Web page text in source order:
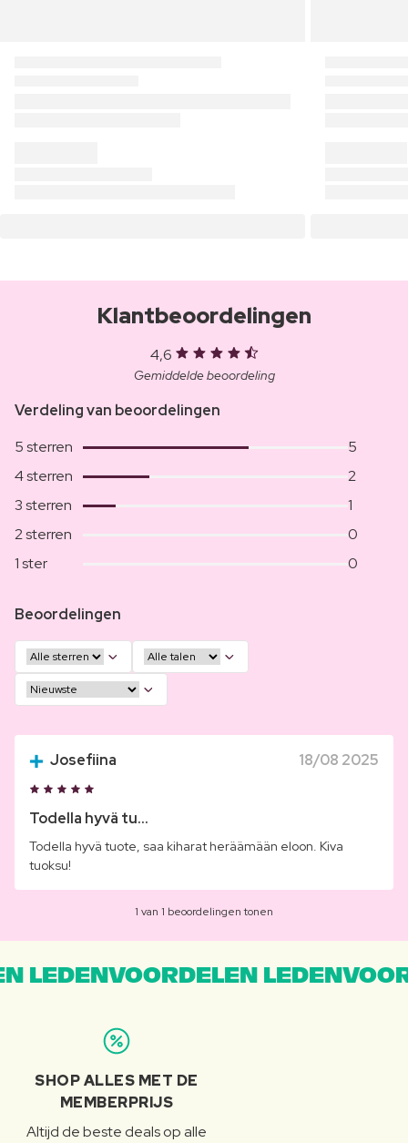
Klantbeoordelingen
4,6
Gemiddelde beoordeling
Verdeling van beoordelingen
5 sterren
5
4 sterren
2
3 sterren
1
2 sterren
0
1 ster
0
Beoordelingen
Josefiina 18/08 2025
Todella hyvä tu...
Todella hyvä tuote, saa kiharat heräämään eloon. Kiva
tuoksu!
1 van 1 beoordelingen tonen
LEDENVOORDELEN
SHOP ALLES MET DE
MEMBERPRIJS
Altijd de beste deals op alle